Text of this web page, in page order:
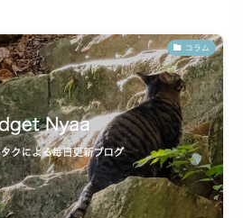
コラム